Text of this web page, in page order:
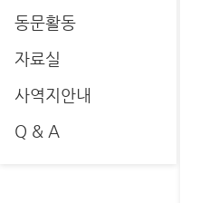
동문활동
자료실
사역지안내
Q & A